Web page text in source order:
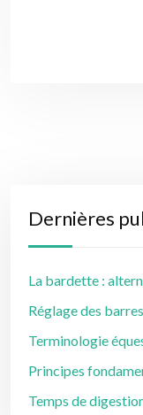
Dernières
La bardette :
Réglage des
Terminologie
Principes
Temps de